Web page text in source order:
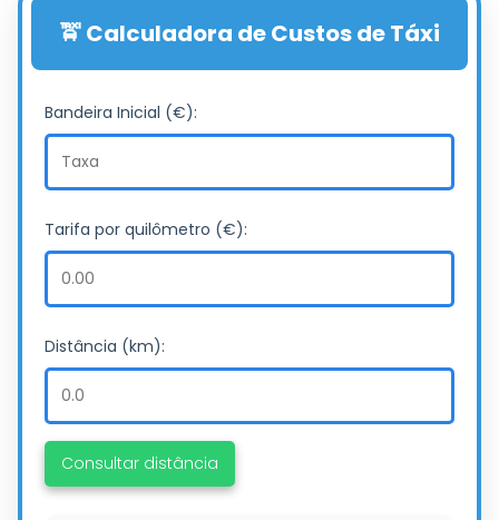
🚖 Calculadora de Custos de Táxi
Bandeira Inicial (€):
Tarifa por quilômetro (€):
Distância (km):
Consultar distância